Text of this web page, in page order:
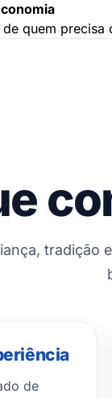
quem
tradição
de